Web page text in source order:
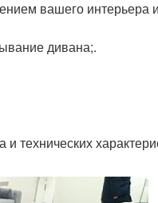
вашего интерьера
дивана;.